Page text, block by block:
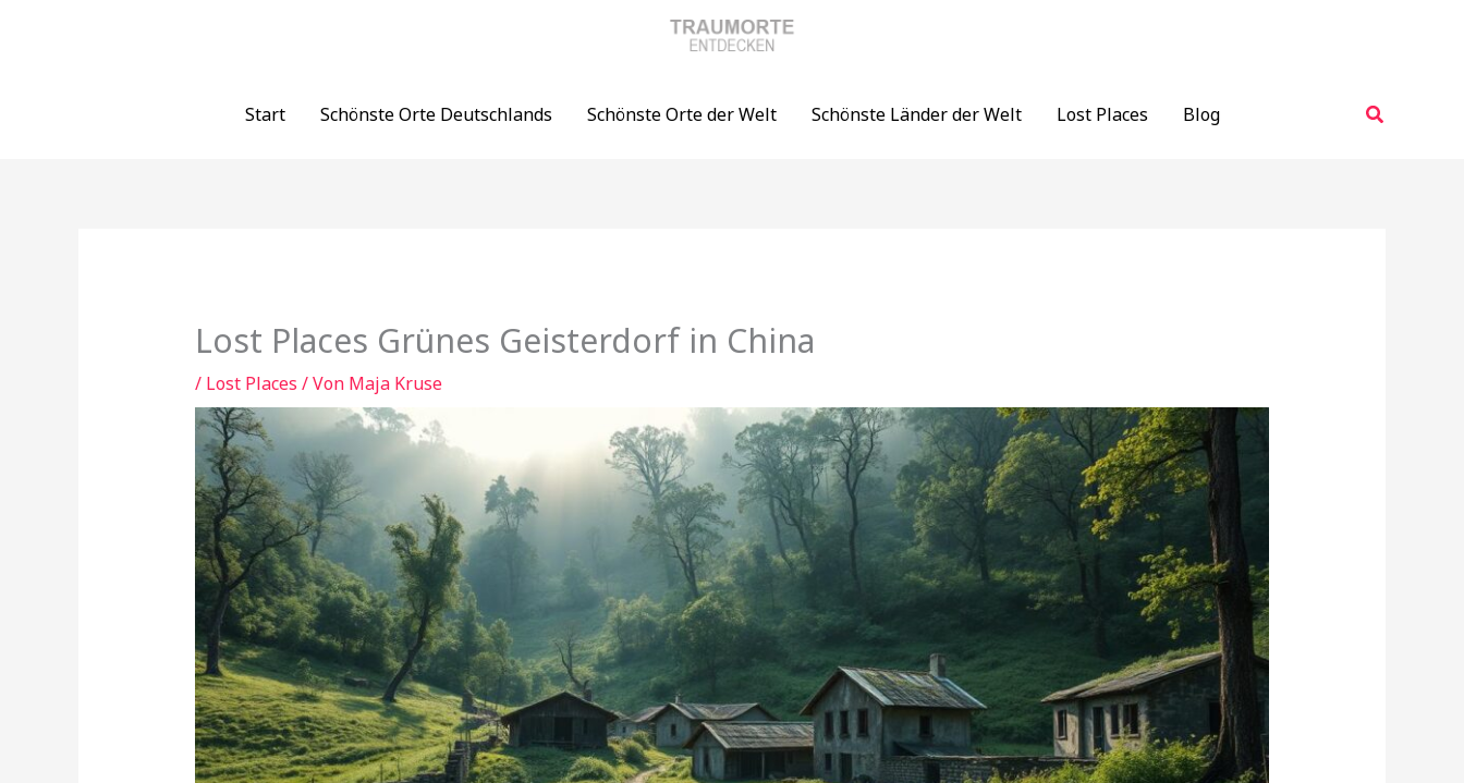
Start
Schönste Orte Deutschlands Schönste Orte der Welt Schönste Länder der Welt Lost Places Blog Suchen
Lost Places Grünes Geisterdorf in China
/ Lost Places / Von Maja Kruse